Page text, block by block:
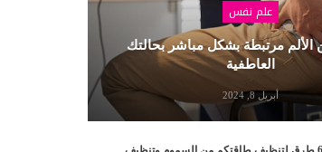
علم نفس
من الألم مرتبطة بشكل مباشر بحالتك
العاطفية
أبريل 8, 2024